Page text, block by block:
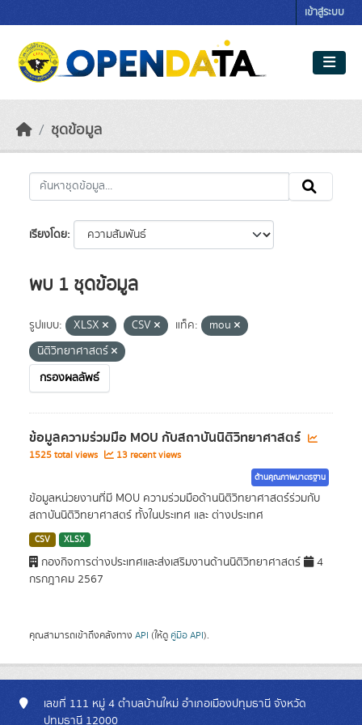
เข้าสู่ระบบ
ชุดข้อมูล
เรียงโดย
พบ 1 ชุดข้อมูล
รูปแบบ: XLSX CSV แท็ค:
mou
นิติวิทยาศาสตร์
กรองผลลัพธ์
ข้อมูลความร่วมมือ MOU กับสถาบันนิติวิทยาศาสตร์
1525 total views 13 recent views
ด้านคุณภาพมาตรฐาน
ข้อมูลหน่วยงานที่มี MOU ความร่วมมือด้านนิติวิทยาศาสตร์ร่วมกับ
สถาบันนิติวิทยาศาสตร์ ทั้งในประเทศ และ ต่างประเทศ
CSV XLSX
กองกิจการต่างประเทศและส่งเสริมงานด้านนิติวิทยาศาสตร์
4
กรกฎาคม 2567
คุณสามารถเข้าถึงคลังทาง API (ให้ดู คู่มือ API).
เลขที่ 111 หมู่ 4 ตำบลบ้านใหม่ อำเภอเมืองปทุมธานี จังหวัด
ปทุมธานี 12000